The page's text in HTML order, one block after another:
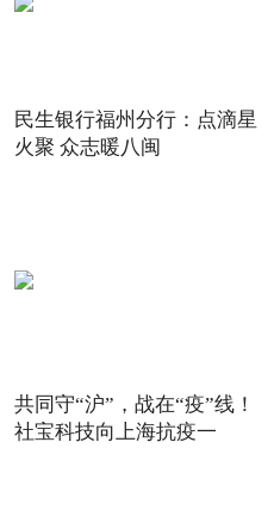
民生银行福州分行：点滴星
火聚 众志暖八闽
共同守“沪”，战在“疫”线！
社宝科技向上海抗疫一